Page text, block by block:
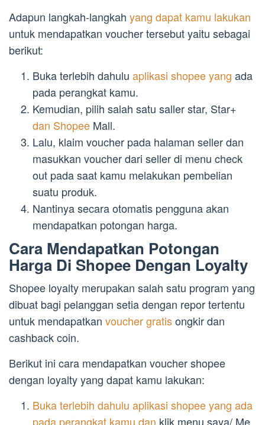
Adapun langkah-langkah yang dapat kamu lakukan
untuk mendapatkan voucher tersebut yaitu sebagai
berikut:
Buka terlebih dahulu aplikasi shopee yang ada
pada perangkat kamu.
Kemudian, pilih salah satu saller star, Star+
dan Shopee Mall.
Lalu, klaim voucher pada halaman seller dan
masukkan voucher dari seller di menu check
out pada saat kamu melakukan pembelian
suatu produk.
Nantinya secara otomatis pengguna akan
mendapatkan potongan harga.
Cara Mendapatkan Potongan
Harga Di Shopee Dengan Loyalty
Shopee loyalty merupakan salah satu program yang
dibuat bagi pelanggan setia dengan repor tertentu
untuk mendapatkan voucher gratisongkir dan
cashback coin.
Berikut ini cara mendapatkan voucher shopee
dengan loyalty yang dapat kamu lakukan:
Buka terlebih dahulu aplikasi shopee yang ada
pada perangkat kamu dan klik menu saya/ Me.